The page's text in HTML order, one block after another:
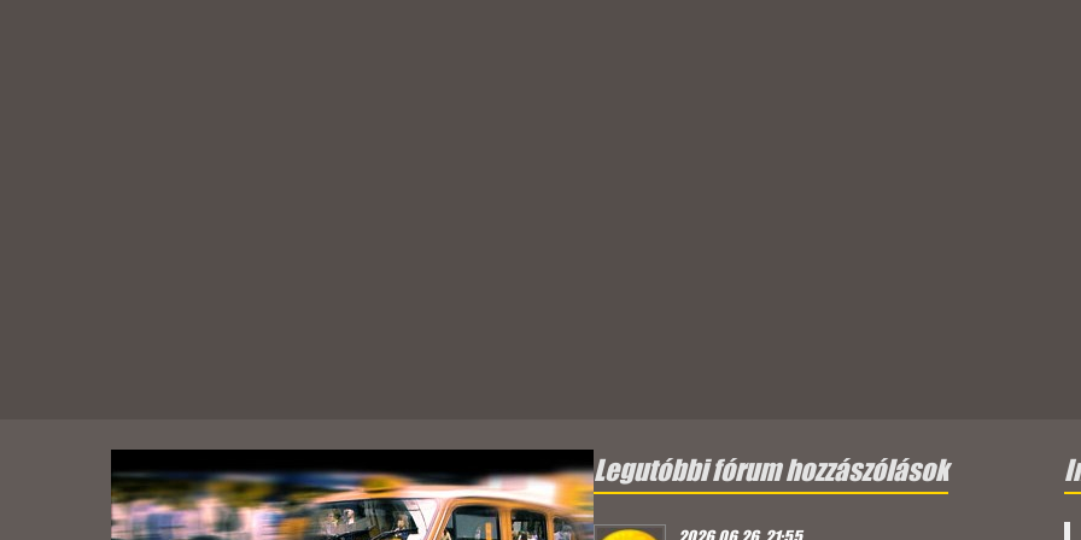
Legutóbbi fórum hozzászólások